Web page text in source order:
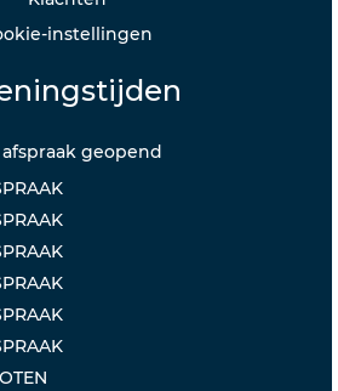
instellingen
geopend